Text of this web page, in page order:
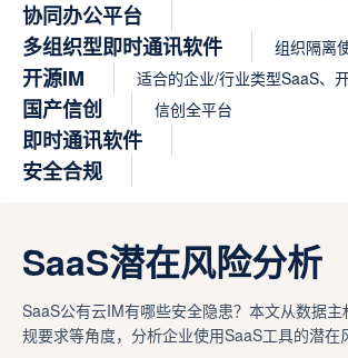
协同办公平台
多组织型即时通讯软件
组织隔离
开源IM 适合的企业/行业类型SaaS、
国产信创 信创全平台
即时通讯软件
安全合规
SaaS潜在风险分析
SaaS公有云IM有哪些安全隐患？本文从数据
规要求等角度，分析企业使用SaaS工具的潜在